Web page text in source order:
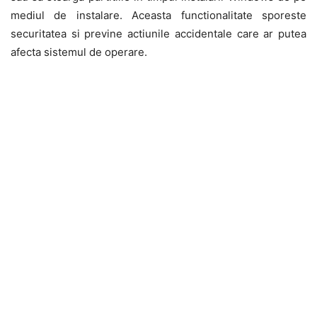
mediul de instalare. Aceasta functionalitate sporeste
securitatea si previne actiunile accidentale care ar putea
afecta sistemul de operare.